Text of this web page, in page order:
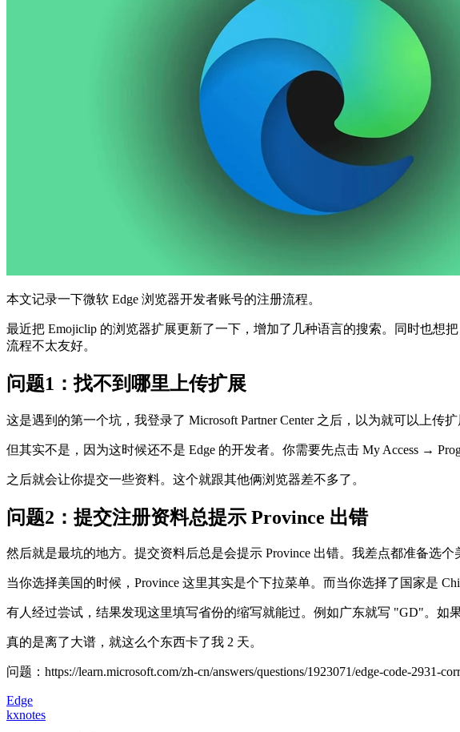
本文记录一下微软 Edge 浏览器开发者账号的注册流程。
最近把 Emojiclip 的浏览器扩展更新了一下，增加了几种语言的搜索。同时也想
流程不太友好。
问题1：找不到哪里上传扩展
这是遇到的第一个坑，我登录了 Microsoft Partner Center 之后，以为就可以上传
但其实不是，因为这时候还不是 Edge 的开发者。你需要先点击 My Access →
之后就会让你提交一些资料。这个就跟其他俩浏览器差不多了。
问题2：提交注册资料总提示 Province 出错
然后就是最坑的地方。提交资料后总是会提示 Province 出错。我差点都准备选
当你选择美国的时候，Province 这里其实是个下拉菜单。而当你选择了国家是
有人经过尝试，结果发现这里填写省份的缩写就能过。例如广东就写 "GD"。如
真的是离了大谱，就这么个东西卡了我 2 天。
问题：https://learn.microsoft.com/zh-cn/answers/questions/1923071/edge-code-2931-
Edge
kxnotes